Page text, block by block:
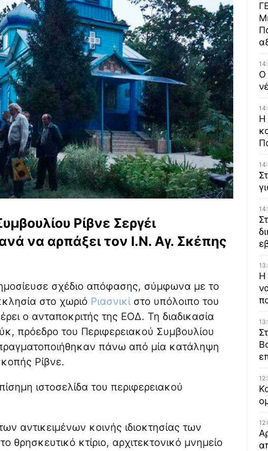
Ρίβνε Σεργέι
να αρπάξει τον Ι.Ν. Αγ. Σκέπης
σχέδιο απόφασης, σύμφωνα με το
στο χωριό Ριασνικί στο υπόλοιπο του
ο ανταποκριτής της ΕΟΔ. Τη διαδικασία
πρόεδρο του Περιφερειακού Συμβουλίου
πάνω από μία κατάληψη
Ρίβνε.
ιστοσελίδα του περιφερειακού
αντικειμένων κοινής ιδιοκτησίας των
θρησκευτικό κτίριο, αρχιτεκτονικό μνημείο
Ο
Η
Η